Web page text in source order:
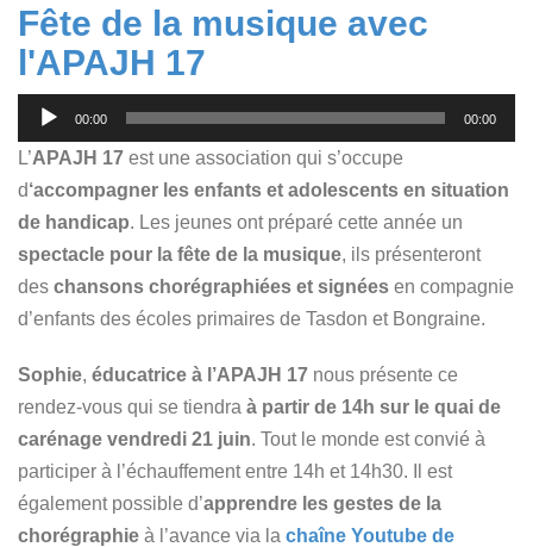
Fête de la musique avec
l'APAJH 17
Lecteur
audio
00:00 00:00
L’APAJH 17 est une association qui s’occupe
d‘accompagner les enfants et adolescents en situation
de handicap. Les jeunes ont préparé cette année un
spectacle pour la fête de la musique, ils présenteront
des chansons chorégraphiées et signées en compagnie
d’enfants des écoles primaires de Tasdon et Bongraine.
Sophie, éducatrice à l’APAJH 17 nous présente ce
rendez-vous qui se tiendra à partir de 14h sur le quai de
carénage vendredi 21 juin. Tout le monde est convié à
participer à l’échauffement entre 14h et 14h30. Il est
également possible d’apprendre les gestes de la
chorégraphie à l’avance via la chaîne Youtube de